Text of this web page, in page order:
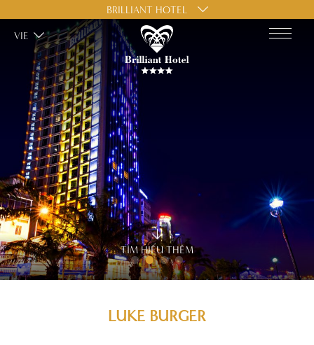
TÌM HIỂU THÊM
VIE
BRILLIANT HOTEL
LUKE BURGER